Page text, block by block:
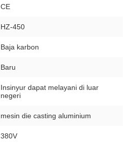
CE
HZ-450
Baja karbon
Baru
Insinyur dapat melayani di luar
negeri
mesin die casting aluminium
380V